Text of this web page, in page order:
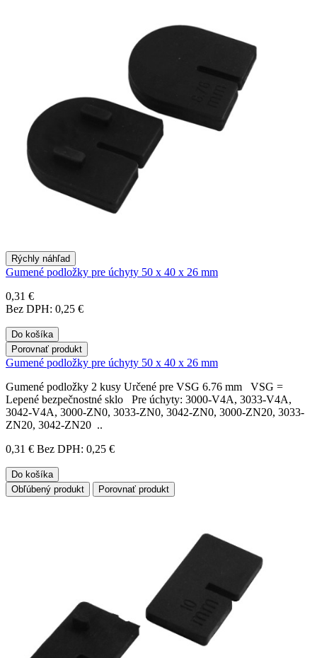
Rýchly náhľad
Gumené podložky pre úchyty 50 x 40 x 26 mm
0,31 €
Bez DPH: 0,25 €
Do košíka
Porovnať produkt
Gumené podložky pre úchyty 50 x 40 x 26 mm
Gumené podložky 2 kusy Určené pre VSG 6.76 mm VSG =
Lepené bezpečnostné sklo Pre úchyty: 3000-V4A, 3033-V4A,
3042-V4A, 3000-ZN0, 3033-ZN0, 3042-ZN0, 3000-ZN20, 3033-
ZN20, 3042-ZN20 ..
0,31 € Bez DPH: 0,25 €
Do košíka
Obľúbený produkt
Porovnať produkt